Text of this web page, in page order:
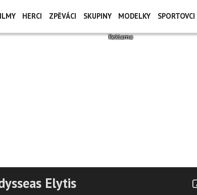
HERCI ZPĚVÁCI SKUPINY MODELKY SPORTOVCI
Elytis